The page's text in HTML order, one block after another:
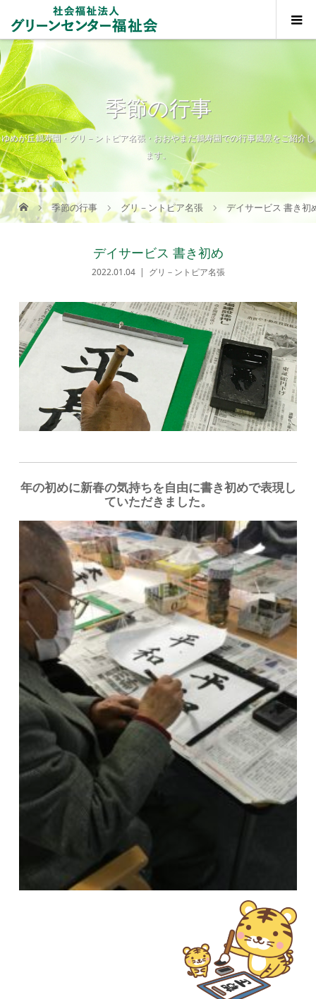
季節の行事
ゆめが丘鶴寿園・グリ－ントピア名張・おおやまだ鶴寿園での行事風景をご紹介し
ます。
季節の行事 グリ－ントピア名張 デイサービス 書き初
デイサービス 書き初め
2022.01.04 グリ－ントピア名張
年の初めに新春の気持ちを自由に書き初めで表現し
ていただきました。